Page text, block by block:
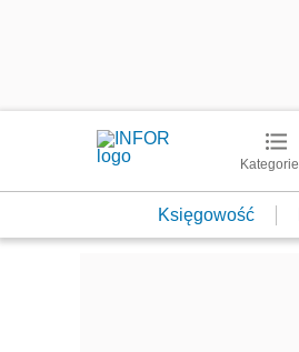
Kategorie
Księgowość